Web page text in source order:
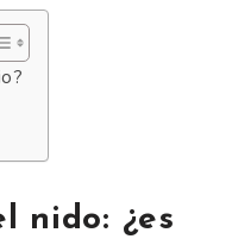
nido: ¿es